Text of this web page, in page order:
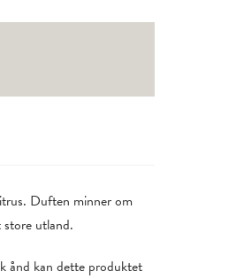
Duften minner om
utland.
ånd kan dette produktet